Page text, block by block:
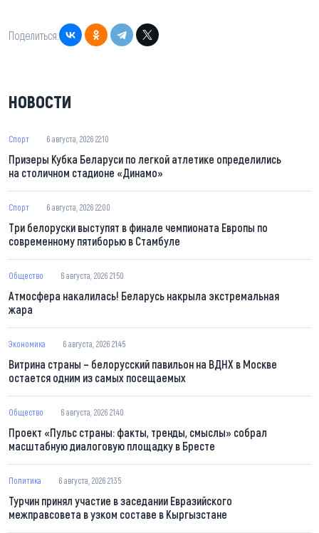
Поделиться:
НОВОСТИ
Спорт 6 августа, 2026 22:10
Призеры Кубка Беларуси по легкой атлетике определились
на столичном стадионе «Динамо»
Спорт 6 августа, 2026 22:00
Три белоруски выступят в финале чемпионата Европы по
современному пятиборью в Стамбуле
Общество 6 августа, 2026 21:50
Атмосфера накалилась! Беларусь накрыла экстремальная
жара
Экономика 6 августа, 2026 21:45
Витрина страны – белорусский павильон на ВДНХ в Москве
остается одним из самых посещаемых
Общество 6 августа, 2026 21:40
Проект «Пульс страны: факты, тренды, смыслы» собрал
масштабную диалоговую площадку в Бресте
Политика 6 августа, 2026 21:35
Турчин принял участие в заседании Евразийского
межправсовета в узком составе в Кыргызстане